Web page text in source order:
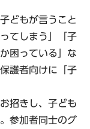
どもが言うこと
てしまう」「子
困っている」な
護者向けに「子
招きし、子ども
参加者同士のグ